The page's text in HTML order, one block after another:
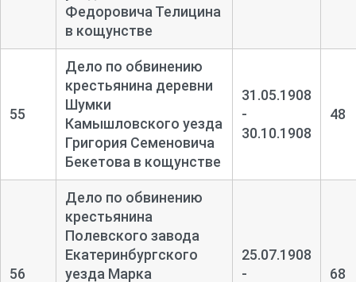
Федоровича Телицина
в кощунстве
55
Дело по обвинению
крестьянина деревни
Шумки
Камышловского уезда
Григория Семеновича
Бекетова в кощунстве
31.05.1908
-
30.10.1908
48
56
Дело по обвинению
крестьянина
Полевского завода
Екатеринбургского
уезда Марка
25.07.1908
-
68